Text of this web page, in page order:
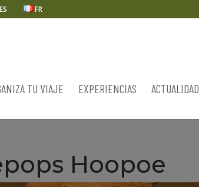
ES FR
TU VIAJE EXPERIENCIAS ACTUALIDAD
Hoopoe